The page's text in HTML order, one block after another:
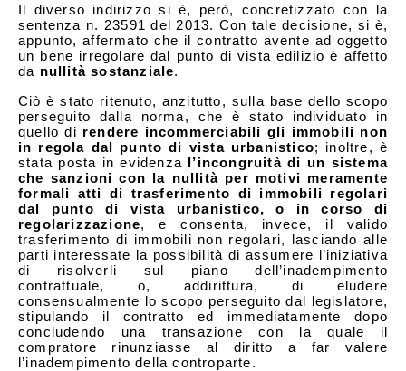
Il diverso indirizzo si è, però, concretizzato con la
sentenza n. 23591 del 2013. Con tale decisione, si è,
appunto, affermato che il contratto avente ad oggetto
un bene irregolare dal punto di vista edilizio è affetto
da nullità sostanziale.
Ciò è stato ritenuto, anzitutto, sulla base dello scopo
perseguito dalla norma, che è stato individuato in
quello di rendere incommerciabili gli immobili non
in regola dal punto di vista urbanistico; inoltre, è
stata posta in evidenza l’incongruità di un sistema
che sanzioni con la nullità per motivi meramente
formali atti di trasferimento di immobili regolari
dal punto di vista urbanistico, o in corso di
regolarizzazione, e consenta, invece, il valido
trasferimento di immobili non regolari, lasciando alle
parti interessate la possibilità di assumere l’iniziativa
di risolverli sul piano dell’inadempimento
contrattuale, o, addirittura, di eludere
consensualmente lo scopo perseguito dal legislatore,
stipulando il contratto ed immediatamente dopo
concludendo una transazione con la quale il
compratore rinunziasse al diritto a far valere
l’inadempimento della controparte.